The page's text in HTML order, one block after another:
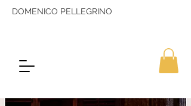
DOMENICO PELLEGRINO